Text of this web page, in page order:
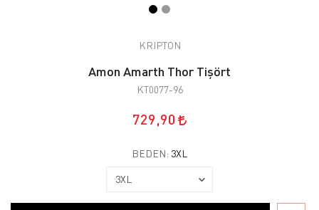
KRIPTON
Amon Amarth Thor Tişört
KT0077-96
729,90
BEDEN: 3XL